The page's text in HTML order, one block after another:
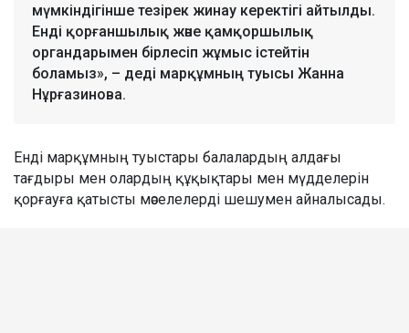
мүмкіндігінше тезірек жинау керектігі айтылды.
Енді қорғаншылық және қамқоршылық
органдарымен бірлесіп жұмыс істейтін
боламыз», – деді марқұмның туысы Жанна
Нұрғазинова.
Енді марқұмның туыстары балалардың алдағы
тағдыры мен олардың құқықтары мен мүдделерін
қорғауға қатысты мәселелерді шешумен айналысады.